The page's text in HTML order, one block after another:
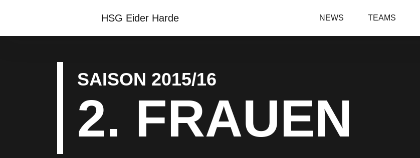
HSG Eider Harde NEWS TEAMS
SAISON 2015/16
2. FRAUEN